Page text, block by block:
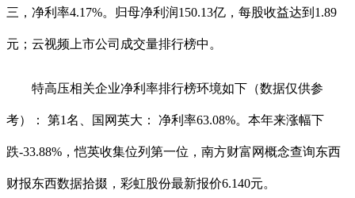
三，净利率4.17%。归母净利润150.13亿，每股收益达到1.89
元；云视频上市公司成交量排行榜中。
特高压相关企业净利率排行榜环境如下（数据仅供参
考）： 第1名、国网英大： 净利率63.08%。本年来涨幅下
跌-33.88%，恺英收集位列第一位，南方财富网概念查询东西
财报东西数据拾掇，彩虹股份最新报价6.140元。